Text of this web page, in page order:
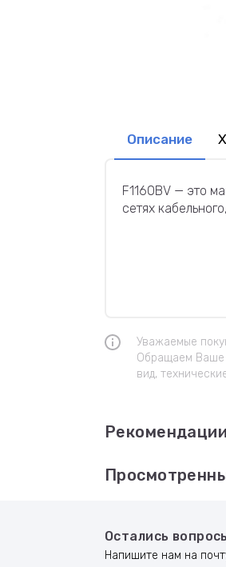
Описание
F1160BV — это
сетях
Уважаемые
Обращаем Ваше
вид,
Остались
Напишите нам на